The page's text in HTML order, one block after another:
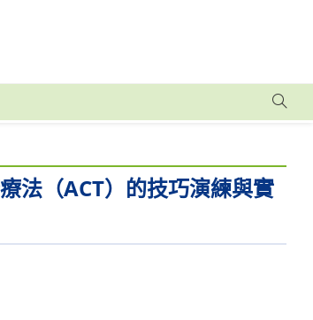
法（ACT）的技巧演練與實